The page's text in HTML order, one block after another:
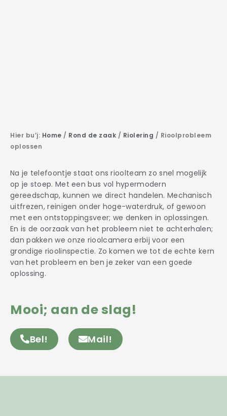
Hier bu’j: Home / Rond de zaak / Riolering / Rioolprobleem
oplossen
Na je telefoontje staat ons rioolteam zo snel mogelijk
op je stoep. Met een bus vol hypermodern
gereedschap, kunnen we direct handelen. Mechanisch
uitfrezen, reinigen onder hoge-waterdruk, of gewoon
met een ontstoppingsveer; we denken in oplossingen.
En is de oorzaak van het probleem niet te achterhalen;
dan pakken we onze rioolcamera erbij voor een
grondige rioolinspectie. Zo komen we tot de echte kern
van het probleem en ben je zeker van een goede
oplossing.
Mooi; aan de slag!
Bel! Mail!